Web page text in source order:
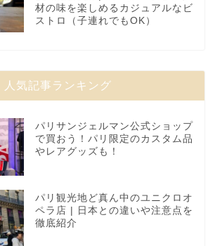
材の味を楽しめるカジュアルなビ
ストロ（子連れでもOK）
人気記事ランキング
パリサンジェルマン公式ショップ
で買おう！パリ限定のカスタム品
やレアグッズも！
パリ観光地ど真ん中のユニクロオ
ペラ店 | 日本との違いや注意点を
徹底紹介